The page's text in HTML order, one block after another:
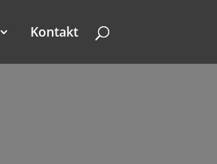
Kontakt